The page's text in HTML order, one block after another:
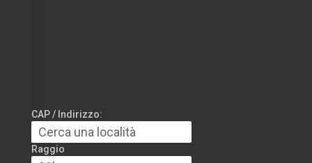
CAP / Indirizzo:
Raggio